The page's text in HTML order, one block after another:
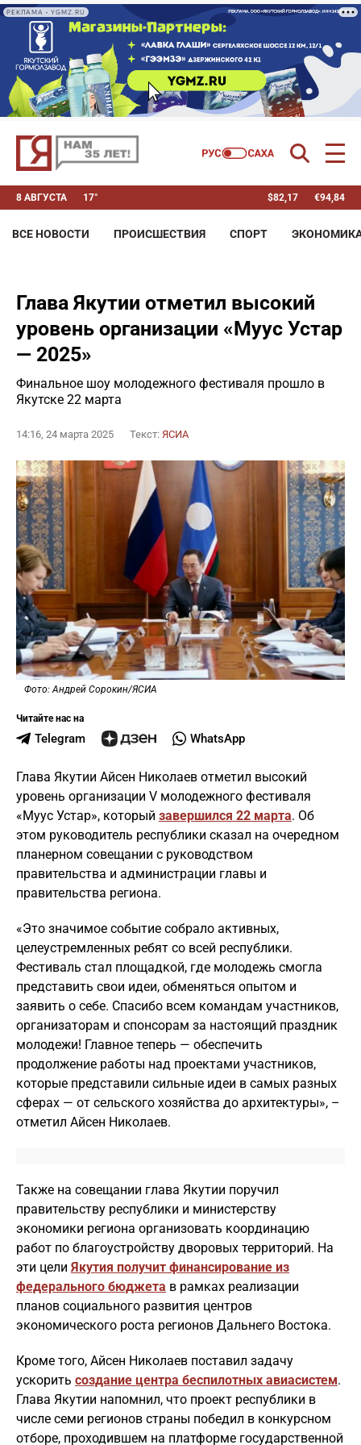
РЕКЛАМА • YGMZ.RU
8 АВГУСТА 17° $82,17 €94,84
ВСЕ НОВОСТИ ПРОИСШЕСТВИЯ СПОРТ
Глава Якутии отметил высокий
уровень организации «Муус Устар
— 2025»
Финальное шоу молодежного фестиваля прошло в
Якутске 22 марта
14:16, 24 марта 2025 Текст: ЯСИА
Фото: Андрей Сорокин/ЯСИА
Читайте нас на
Telegram WhatsApp
Глава Якутии Айсен Николаев отметил высокий
уровень организации V молодежного фестиваля
«Муус Устар», который завершился 22 марта. Об
этом руководитель республики сказал на очередном
планерном совещании с руководством
правительства и администрации главы и
правительства региона.
«Это значимое событие собрало активных,
целеустремленных ребят со всей республики.
Фестиваль стал площадкой, где молодежь смогла
представить свои идеи, обменяться опытом и
заявить о себе. Спасибо всем командам участников,
организаторам и спонсорам за настоящий праздник
молодежи! Главное теперь — обеспечить
продолжение работы над проектами участников,
которые представили сильные идеи в самых разных
сферах — от сельского хозяйства до архитектуры», –
отметил Айсен Николаев.
Также на совещании глава Якутии поручил
правительству республики и министерству
экономики региона организовать координацию
работ по благоустройству дворовых территорий. На
эти цели Якутия получит финансирование из
федерального бюджета в рамках реализации
планов социального развития центров
экономического роста регионов Дальнего Востока.
Кроме того, Айсен Николаев поставил задачу
ускорить создание центра беспилотных авиасистем.
Глава Якутии напомнил, что проект республики в
числе семи регионов страны победил в конкурсном
отборе, проходившем на платформе государственной